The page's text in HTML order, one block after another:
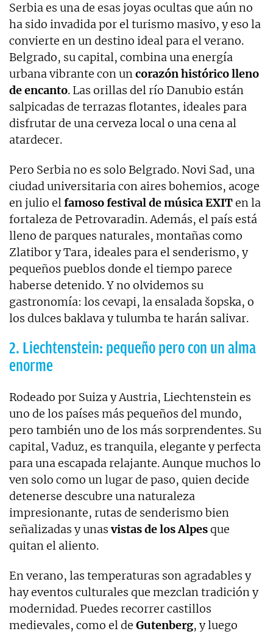
Serbia es una de esas joyas ocultas que aún no
ha sido invadida por el turismo masivo, y eso la
convierte en un destino ideal para el verano.
Belgrado, su capital, combina una energía
urbana vibrante con uncorazón histórico lleno
de encanto. Las orillas del río Danubio están
salpicadas de terrazas flotantes, ideales para
disfrutar de una cerveza local o una cena al
atardecer.
Pero Serbia no es solo Belgrado. Novi Sad, una
ciudad universitaria con aires bohemios, acoge
en julio elfamoso festival de música EXITen la
fortaleza de Petrovaradin. Además, el país está
lleno de parques naturales, montañas como
Zlatibor y Tara, ideales para el senderismo, y
pequeños pueblos donde el tiempo parece
haberse detenido. Y no olvidemos su
gastronomía: los cevapi, la ensalada šopska, o
los dulces baklava y tulumba te harán salivar.
2. Liechtenstein: pequeño pero con un alma
enorme
Rodeado por Suiza y Austria, Liechtenstein es
uno de los países más pequeños del mundo,
pero también uno de los más sorprendentes. Su
capital, Vaduz, es tranquila, elegante y perfecta
para una escapada relajante. Aunque muchos lo
ven solo como un lugar de paso, quien decide
detenerse descubre una naturaleza
impresionante, rutas de senderismo bien
señalizadas y unasvistas de los Alpesque
quitan el aliento.
En verano, las temperaturas son agradables y
hay eventos culturales que mezclan tradición y
modernidad. Puedes recorrer castillos
medievales, como el de Gutenberg, y luego